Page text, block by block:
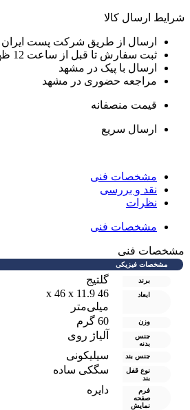
ارسال کالا
ارسال از طریق شرکت پست ایران
ثبت سفارش تا قبل از ساعت 12 ظهر: ارسال در همان روز
ارسال با پیک در مشهد
مراجعه حضوری در مشهد
قیمت منصفانه
ارسال سریع
مشخصات فنی
نقد و بررسی
نظرات
مشخصات فنی
فنی
مشخصات فیزیکی
برند گلتیج
ابعاد
46 x 46 x 11.9
میلی‌متر
وزن 60 گرم
جنس
بدنه
آلیاژ روی
جنس بند سیلیکونی
نوع قفل
بند
سگکی ساده
فرم
صفحه
نمایش
دایره